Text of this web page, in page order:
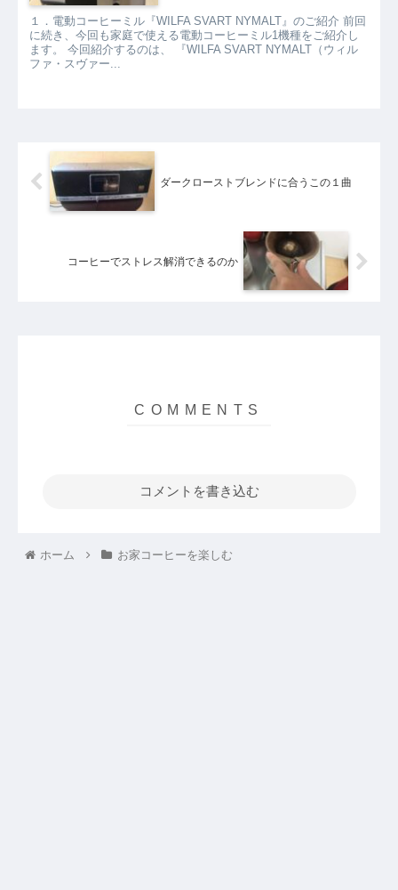
１．電動コーヒーミル『WILFA SVART NYMALT』のご紹介 前回
に続き、今回も家庭で使える電動コーヒーミル1機種をご紹介し
ます。 今回紹介するのは、 『WILFA SVART NYMALT（ウィル
ファ・スヴァー...
ダークローストブレンドに合うこの１曲
コーヒーでストレス解消できるのか
コメントを書き込む
ホーム お家コーヒーを楽しむ